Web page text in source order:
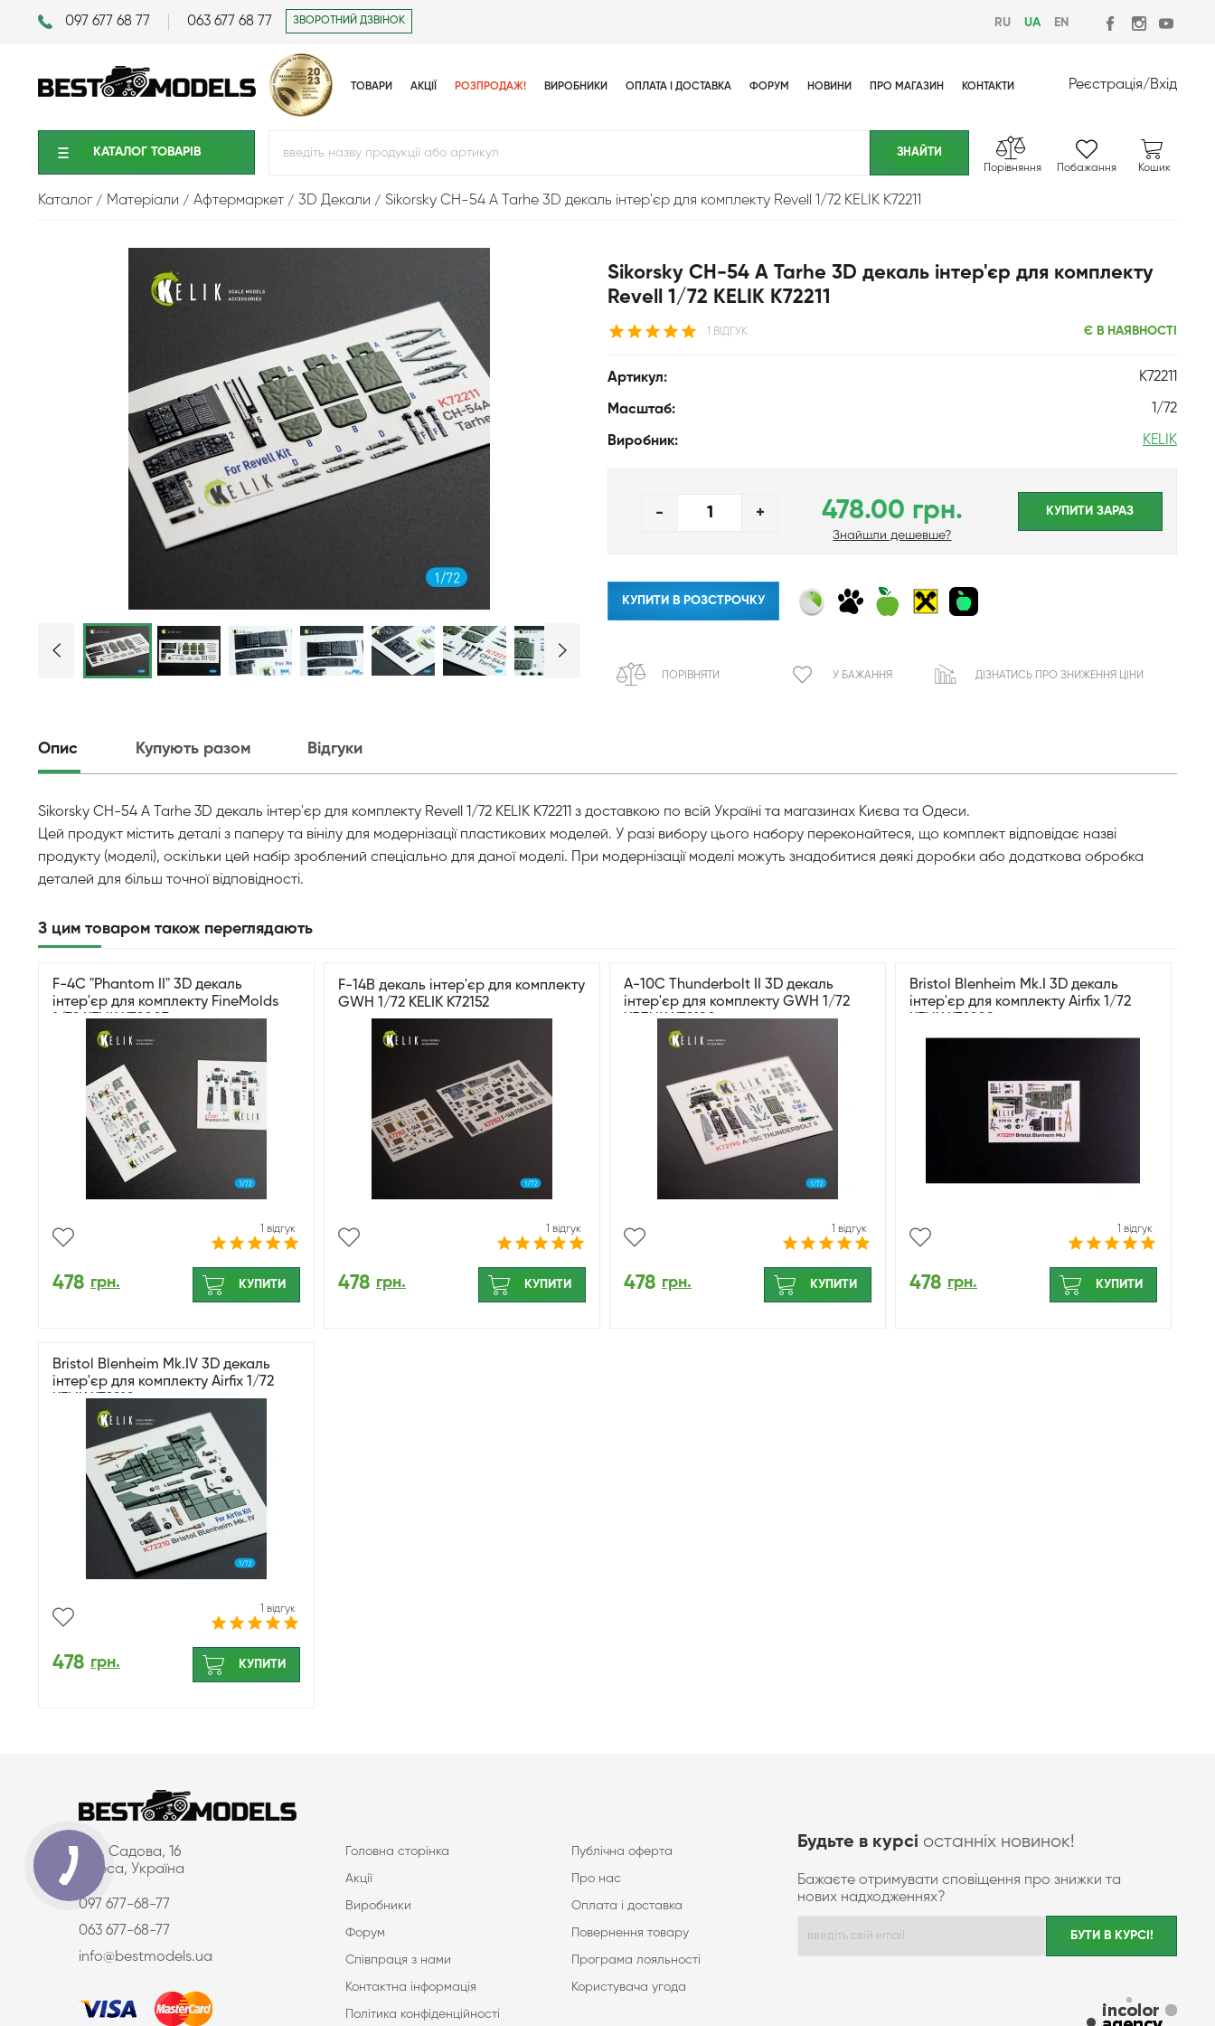
097 677 68 77 063 677 68 77 ЗВОРОТНИЙ ДЗВІНОК RU UA EN
ТОВАРИ АКЦІЇ РОЗПРОДАЖ! ВИРОБНИКИ ОПЛАТА І ДОСТАВКА ФОРУМ НОВИНИ ПРО МАГАЗИН КОНТАКТИ Реєстрація/Вхід
КАТАЛОГ ТОВАРIВ
Порівняння Побажання Кошик
Каталог Матеріали Афтермаркет 3D Декали Sikorsky CH-54 A Tarhe 3D декаль інтер'єр для комплекту Revell 1/72 KELIK K72211
Sikorsky CH-54 A Tarhe 3D декаль інтер'єр для комплекту
Revell 1/72 KELIK K72211
1 ВІДГУК Є В НАЯВНОСТІ
Артикул: K72211
Масштаб: 1/72
Виробник: KELIK
- + 478.00 грн.
Знайшли дешевше?
КУПИТИ ЗАРАЗ
КУПИТИ В РОЗСТРОЧКУ
ПОРІВНЯТИ У БАЖАННЯ ДІЗНАТИСЬ ПРО ЗНИЖЕННЯ ЦІНИ
Опис Купують разом Відгуки
Sikorsky CH-54 A Tarhe 3D декаль інтер'єр для комплекту Revell 1/72 KELIK K72211 з доставкою по всій Україні та магазинах Києва та Одеси.
Цей продукт містить деталі з паперу та вінілу для модернізації пластикових моделей. У разі вибору цього набору переконайтеся, що комплект відповідає назві
продукту (моделі), оскільки цей набір зроблений спеціально для даної моделі. При модернізації моделі можуть знадобитися деякі доробки або додаткова обробка
деталей для більш точної відповідності.
З цим товаром також переглядають
F-4C "Phantom II" 3D декаль
інтер'єр для комплекту FineMolds
1/72 KELIK K72007
1 відгук
478 грн. КУПИТИ
F-14B декаль інтер'єр для комплекту
GWH 1/72 KELIK K72152
1 відгук
478 грн. КУПИТИ
A-10C Thunderbolt II 3D декаль
інтер'єр для комплекту GWH 1/72
КЕЛИК K72190
1 відгук
478 грн. КУПИТИ
Bristol Blenheim Mk.I 3D декаль
інтер'єр для комплекту Airfix 1/72
1 відгук
478 грн. КУПИТИ
Bristol Blenheim Mk.IV 3D декаль
інтер'єр для комплекту Airfix 1/72
KELIK K72210
1 відгук
478 грн. КУПИТИ
вул. Садова, 16
Одеса, Україна
097 677-68-77
063 677-68-77
info@bestmodels.ua
Головна сторінка Публічна оферта
Акції Про нас
Виробники Оплата і доставка
Форум Повернення товару
Співпраця з нами Програма лояльності
Контактна інформація Користувача угода
Політика конфіденційності
Будьте в курсі останніх новинок!
Бажаєте отримувати сповіщення про знижки та
нових надходженнях?